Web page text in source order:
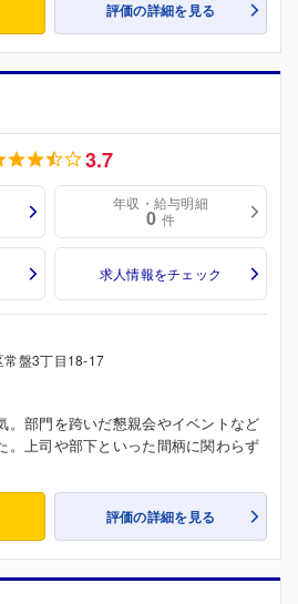
評価の詳細を見る
3.7
年収・給与明細
0 件
求人情報をチェック
常盤3丁目18-17
。部門を跨いだ懇親会やイベントなど
。上司や部下といった間柄に関わらず
評価の詳細を見る